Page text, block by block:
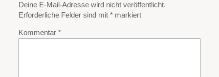
Deine E-Mail-Adresse wird nicht veröffentlicht.
Erforderliche Felder sind mit * markiert
Kommentar *